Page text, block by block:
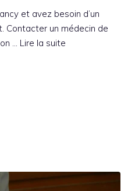
et avez besoin d’un
Contacter un médecin de
… Lire la suite